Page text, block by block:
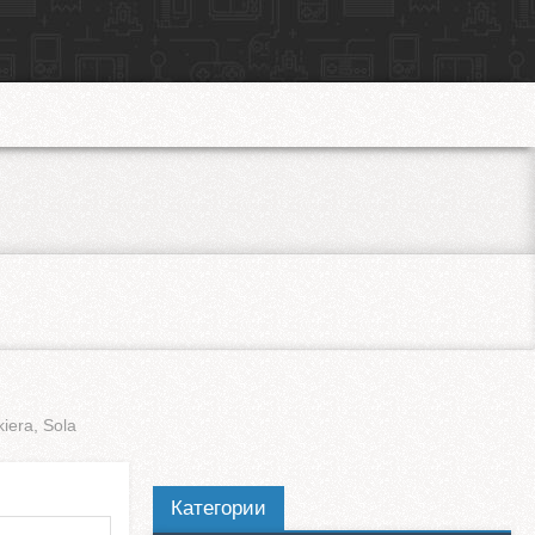
Sola
Категории